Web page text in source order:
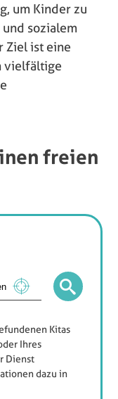
um Kinder zu
sozialem
Ziel ist eine
vielfältige
freien
Kitas
Ihres
Dienst
dazu in